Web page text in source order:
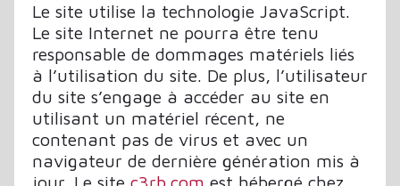
Le site utilise la technologie JavaScript.
Le site Internet ne pourra être tenu
responsable de dommages matériels liés
à l’utilisation du site. De plus, l’utilisateur
du site s’engage à accéder au site en
utilisant un matériel récent, ne
contenant pas de virus et avec un
navigateur de dernière génération mis à